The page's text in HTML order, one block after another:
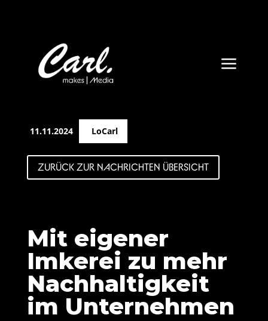
a
11.11.2024 LoCarl
ZURÜCK ZUR NACHRICHTEN ÜBERSICHT
Mit eigener
Imkerei zu mehr
Nachhaltigkeit
im Unternehmen